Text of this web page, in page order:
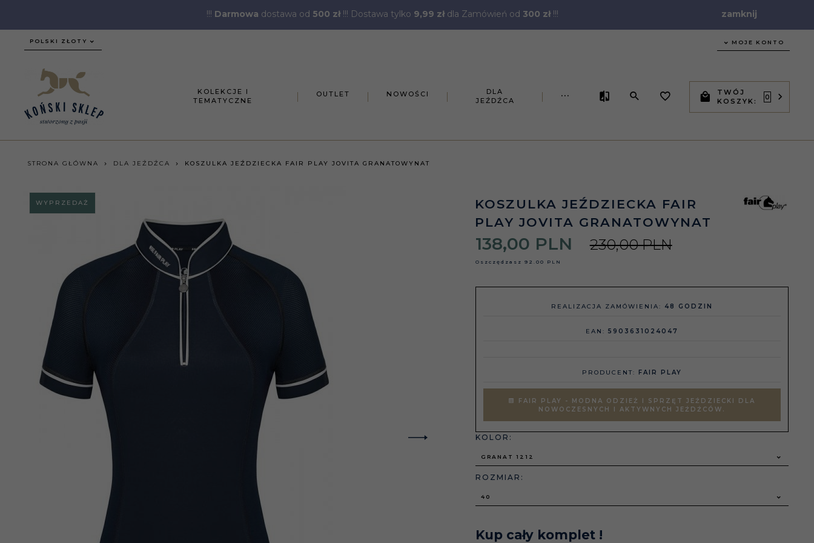
!!! Darmowa dostawa od 500 zł!!! Dostawa tylko 9,99 złdla Zamówień od 300 zł!!! zamknij
currency_h
POLSKI ZŁOTY MOJE KONTO
KOLEKCJE I
TEMATYCZNE
OUTLET NOWOŚCI
DLA
JEŹDŹCA
...
TWÓJ
KOSZYK:
0
STRONA GŁÓWNA DLA JEŹDŹCA KOSZULKA JEŹDZIECKA FAIR PLAY JOVITA GRANATOWYNAT
WYPRZEDAŻ
KOSZULKA JEŹDZIECKA FAIR
PLAY JOVITA GRANATOWYNAT
138,00 PLN 230,00 PLN
Oszczędzasz 92.00 PLN
REALIZACJA ZAMÓWIENIA: 48 GODZIN
EAN: 5903631024047
PRODUCENT: FAIR PLAY
FAIR PLAY - MODNA ODZIEŻ I SPRZĘT JEŹDZIECKI DLA
NOWOCZESNYCH I AKTYWNYCH JEŹDŹCÓW.
KOLOR:
GRANAT 1212
ROZMIAR:
40
Kup cały komplet !